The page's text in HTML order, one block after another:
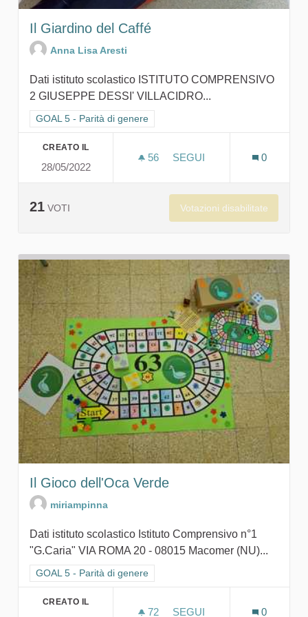
Il Giardino del Caffé
Anna Lisa Aresti
Dati istituto scolastico ISTITUTO COMPRENSIVO
2 GIUSEPPE DESSI' VILLACIDRO...
Filtra i risultati per categoria: GOAL 5 - Parità di genere
GOAL 5 - Parità di genere
CREATO IL
28/05/2022
56 56 SOSTENITORI
SEGUI
0
21 VOTI Votazioni disabilitate
Il Gioco dell'Oca Verde
miriampinna
Dati istituto scolastico Istituto Comprensivo n°1
"G.Caria" VIA ROMA 20 - 08015 Macomer (NU)...
Filtra i risultati per categoria: GOAL 5 - Parità di genere
GOAL 5 - Parità di genere
CREATO IL
72 72 SOSTENITORI
SEGUI
0